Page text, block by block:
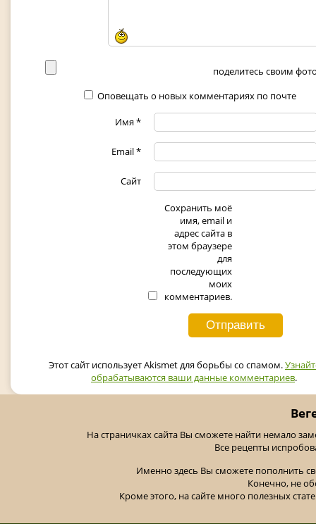
поделитесь своим
Оповещать о новых комментариях по почте
Имя*
Email*
Сайт
Сохранить моё
имя, email и
адрес сайта в
этом браузере
для
последующих
моих
комментариев.
Этот сайт использует Akismet для борьбы со спамом.
обрабатываются ваши данные комментариев.
На страничках сайта Вы сможете найти немало
Все рецепты
Именно здесь Вы сможете пополнить
Конечно, не
Кроме этого, на сайте много полезных